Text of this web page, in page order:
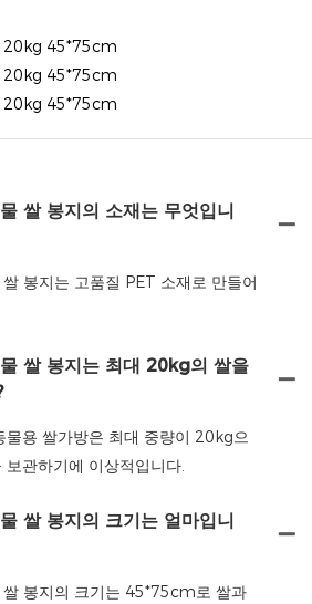
20kg 45*75cm
20kg 45*75cm
20kg 45*75cm
쌀 봉지의 소재는 무엇입니
봉지는 고품질 PET 소재로 만들어
쌀 봉지는 최대 20kg의 쌀을
물용 쌀가방은 최대 중량이 20kg으
보관하기에 이상적입니다.
쌀 봉지의 크기는 얼마입니
쌀 봉지의 크기는 45*75cm로 쌀과